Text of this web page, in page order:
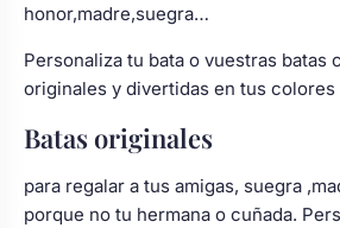
honor,madre,suegra…
Personaliza tu bata o vuestras batas
originales y divertidas en tus
Batas originales
para regalar a tus amigas, suegra
porque no tu hermana o cuñada.